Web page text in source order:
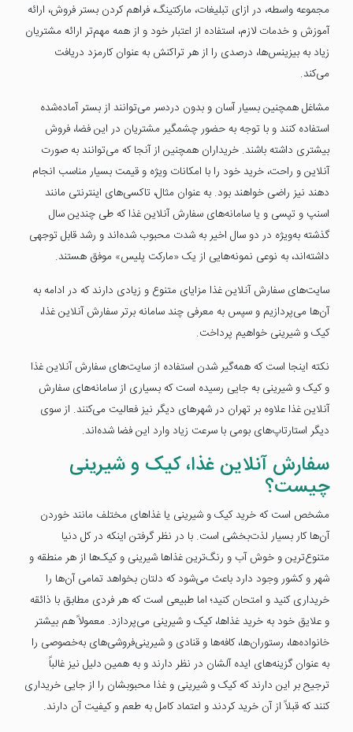
مجموعه‌ واسطه، در ازای تبلیغات، مارکتینگ، فراهم کردن بستر فروش، ارائه‌
آموزش و خدمات لازم، استفاده از اعتبار خود و از همه مهم‌تر ارائه‌ مشتریان
زیاد به بیزینس‌ها، درصدی را از هر تراکنش به عنوان کارمزد دریافت
می‌کند.
مشاغل همچنین بسیار آسان و بدون دردسر می‌توانند از بستر آماده‌شده
استفاده کنند و با توجه به حضور چشمگیر مشتریان در این فضا، فروش
بیشتری داشته باشند. خریداران همچنین از آنجا که می‌توانند به صورت
آنلاین و راحت، خرید خود را با امکانات ویژه و قیمت بسیار مناسب انجام
دهند نیز راضی خواهند بود. به عنوان مثال، تاکسی‌های اینترنتی مانند
اسنپ و تپسی و یا سامانه‌های سفارش آنلاین غذا که طی چندین سال
گذشته به‌ویژه در دو سال اخیر به شدت محبوب شده‌اند و رشد قابل توجهی
داشته‌اند، به نوعی نمونه‌هایی از یک «مارکت پلیس» موفق هستند.
سایت‌های سفارش آنلاین غذا مزایای متنوع و زیادی دارند که در ادامه به
آن‌ها می‌پردازیم و سپس به معرفی چند سامانه‌ برتر سفارش آنلاین غذا،
کیک و شیرینی خواهیم پرداخت.
نکته‌ اینجا است که همه‌گیر شدن استفاده از سایت‌های سفارش آنلاین غذا
و کیک و شیرینی به جایی رسیده است که بسیاری از سامانه‌های سفارش
آنلاین غذا علاوه بر تهران در شهرهای دیگر نیز فعالیت می‌کنند. از سوی
دیگر استارتاپ‌های بومی با سرعت زیاد وارد این فضا شده‌اند.
سفارش آنلاین غذا، کیک و شیرینی
چیست؟
مشخص است که خرید کیک و شیرینی یا غذاهای مختلف مانند خوردن
آن‌ها کار بسیار لذت‌بخشی است. با در نظر گرفتن اینکه در کل دنیا
متنوع‌ترین و خوش آب و رنگ‌ترین غذاها شیرینی و کیک‌ها از هر منطقه و
شهر و کشور وجود دارد باعث می‌شود که دلتان بخواهد تمامی آن‌ها را
خریداری کنید و امتحان کنید؛ اما طبیعی است که هر فردی مطابق با ذائقه
و علایق خود به خرید غذاها، کیک و شیرینی می‌پردازد. معمولاً هم بیشتر
خانواده‌ها، رستوران‌ها، کافه‌ها و قنادی و شیرینی‌فروشی‌های به‌خصوصی را
به عنوان گزینه‌های ایده آلشان در نظر دارند و به همین دلیل نیز غالباً
ترجیح بر این دارند که کیک و شیرینی و غذا محبوبشان را از جایی خریداری
کنند که قبلاً از آن خرید کردند و اعتماد کامل به طعم و کیفیت آن دارند.